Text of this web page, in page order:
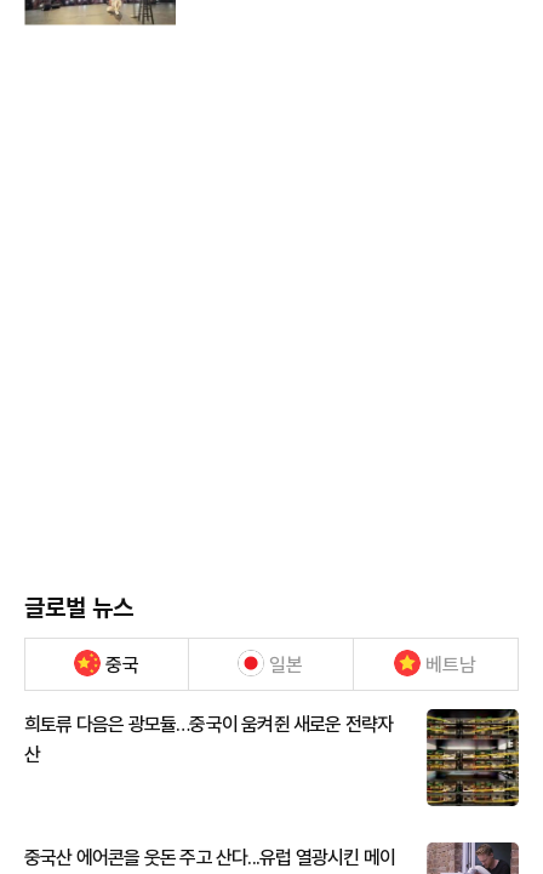
글로벌 뉴스
중국 일본 베트남
희토류 다음은 광모듈…중국이 움켜쥔 새로운 전략자
산
중국산 에어콘을 웃돈 주고 산다...유럽 열광시킨 메이